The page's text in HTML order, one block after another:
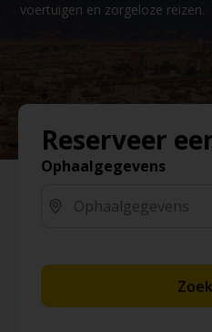
voertuigen en zorgeloze reizen.
Reserveer
Ophaalgegevens